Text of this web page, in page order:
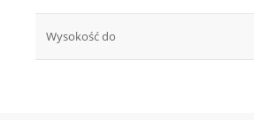
Wysokość do